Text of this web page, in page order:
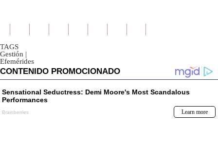
TAGS
Gestión |
Efemérides